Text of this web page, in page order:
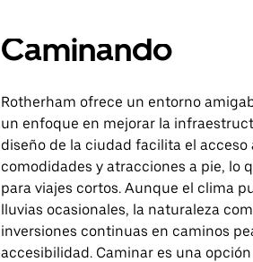
Caminando
Rotherham ofrece un entorno
un enfoque en mejorar la
diseño de la ciudad facilita el acceso
comodidades y atracciones a pie, lo
para viajes cortos. Aunque el clima
lluvias ocasionales, la naturaleza
inversiones continuas en caminos
accesibilidad. Caminar es una